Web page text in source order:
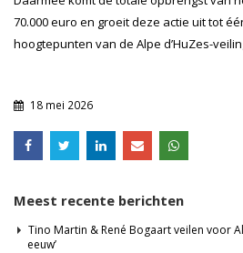
70.000 euro en groeit deze actie uit tot
hoogtepunten van de Alpe d’HuZes-
18 mei 2026
Meest recente berichten
Tino Martin & René Bogaart veilen voor
eeuw’